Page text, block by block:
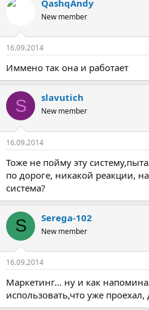
QashqAndy
New member
16.09.2014
Иммено так она и работает
S slavutich
New member
16.09.2014
Тоже не пойму эту
по дороге, никакой реакции,
система?
S Serega-102
New member
16.09.2014
Маркетинг... ну и как
использовать,что уже